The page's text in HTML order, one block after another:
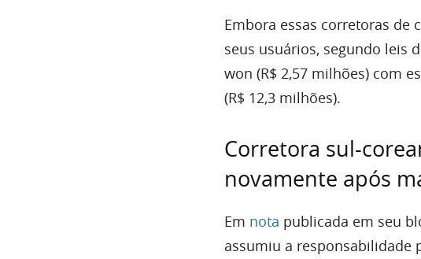
Embora essas corretoras de
seus usuários, segundo leis
won (R$ 2,57 milhões) com
(R$ 12,3 milhões).
Corretora sul-
novamente após
Em nota publicada em seu
assumiu a responsabilidade